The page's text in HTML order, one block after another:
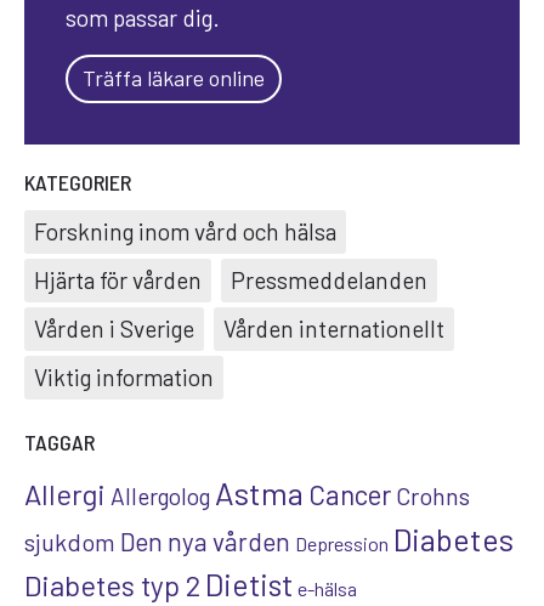
som passar dig.
Träffa läkare online
KATEGORIER
Forskning inom vård och hälsa
Hjärta för vården
Pressmeddelanden
Vården i Sverige
Vården internationellt
Viktig information
TAGGAR
Allergi Allergolog Astma Cancer Crohns
sjukdom Den nya vården Depression Diabetes
Diabetes typ 2 Dietist e-hälsa